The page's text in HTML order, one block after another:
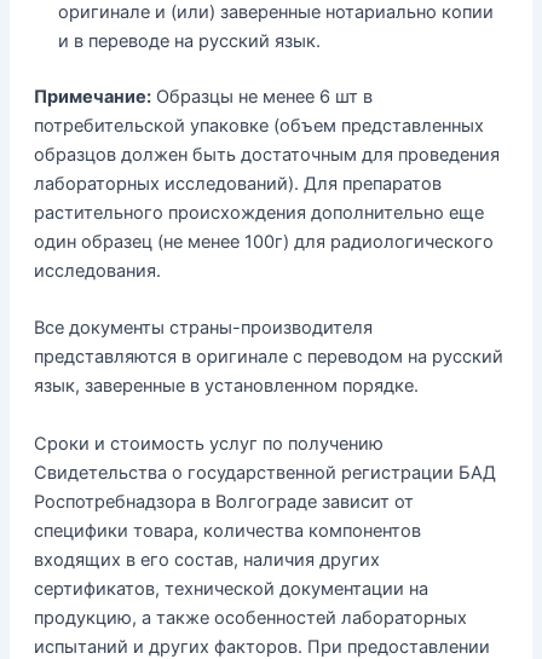
оригинале и (или) заверенные нотариально копии
и в переводе на русский язык.
Примечание:Образцы не менее 6 шт в
потребительской упаковке (объем представленных
образцов должен быть достаточным для проведения
лабораторных исследований). Для препаратов
растительного происхождения дополнительно еще
один образец (не менее 100г) для радиологического
исследования.
Все документы страны-производителя
представляются в оригинале с переводом на русский
язык, заверенные в установленном порядке.
Сроки и стоимость услуг по получению
Свидетельства о государственной регистрации БАД
Роспотребнадзора в Волгограде зависит от
специфики товара, количества компонентов
входящих в его состав, наличия других
сертификатов, технической документации на
продукцию, а также особенностей лабораторных
испытаний и других факторов. При предоставлении